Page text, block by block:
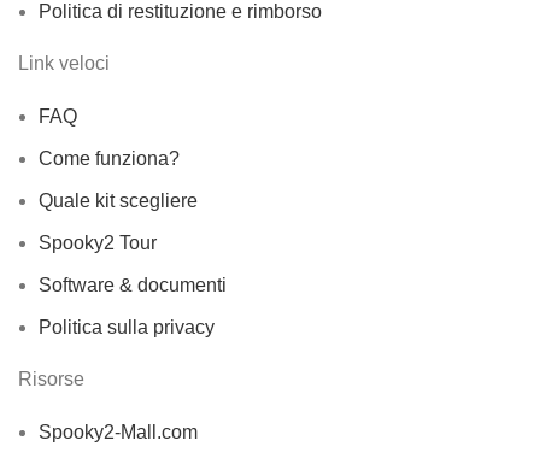
Politica di restituzione e rimborso
Link veloci
FAQ
Come funziona?
Quale kit scegliere
Spooky2 Tour
Software & documenti
Politica sulla privacy
Risorse
Spooky2-Mall.com